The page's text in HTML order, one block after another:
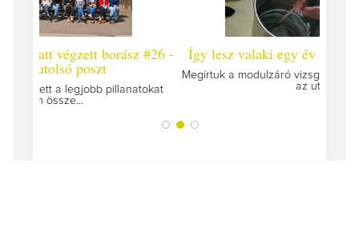
Így lesz valaki egy év alatt végzett borász #25
Megírtuk a modulzáró vizsgákat, már lázasan készülünk
az utolsó...